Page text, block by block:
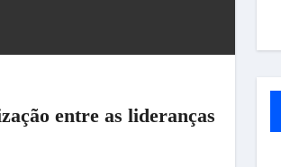
entre as lideranças